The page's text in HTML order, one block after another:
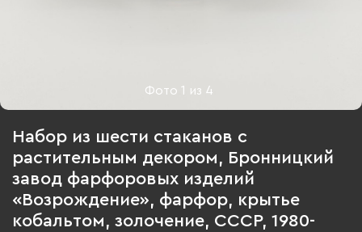
Фото1 из 4
Набор из шести стаканов с
растительным декором, Бронницкий
завод фарфоровых изделий
«Возрождение», фарфор, крытье
кобальтом, золочение, СССР, 1980-